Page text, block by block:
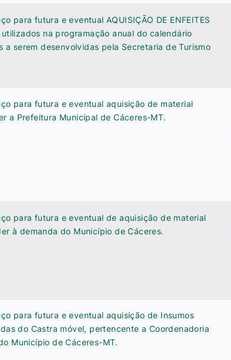
para futura e eventual AQUISIÇÃO DE ENFEITES
utilizados na programação anual do calendário
a serem desenvolvidas pela Secretaria de Turismo
para futura e eventual aquisição de material
a Prefeitura Municipal de Cáceres-MT.
para futura e eventual de aquisição de material
à demanda do Município de Cáceres.
para futura e eventual aquisição de Insumos
do Castra móvel, pertencente a Coordenadoria
Município de Cáceres-MT.